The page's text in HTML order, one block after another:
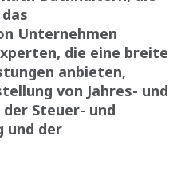
Unternehmen
die eine breite
anbieten,
von Jahres- und
Steuer- und
und der